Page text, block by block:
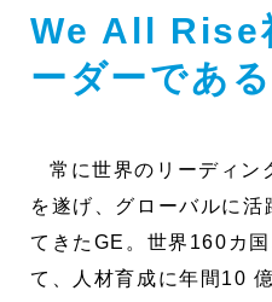
We All Rise
ーダーである
常に世界のリーディン
を遂げ、グローバルに
てきたGE。世界160カ
て、人材育成に年間10